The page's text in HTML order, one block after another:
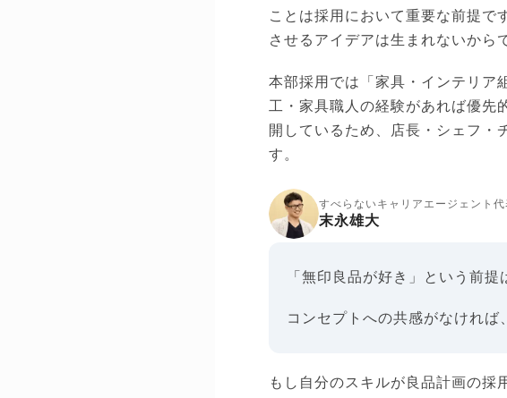
ことは採用において重要な前提で
させるアイデアは生まれないから
本部採用では「家具・インテリア
工・家具職人の経験があれば優
開しているため、店長・シェフ・
す。
すべらないキャリアエージェント代
末永雄大
「無印良品が好き」という前
コンセプトへの共感がなければ
もし自分のスキルが良品計画の採